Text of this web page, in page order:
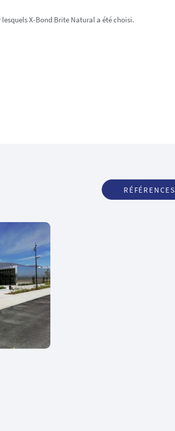
X-Bond Brite Natural a été choisi.
RÉFÉRENCES